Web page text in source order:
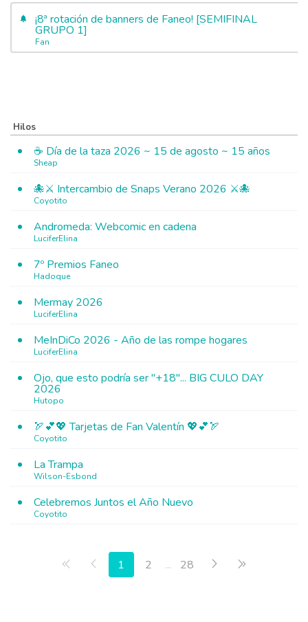
¡8ª rotación de banners de Faneo! [SEMIFINAL
GRUPO 1]
Fan
Hilos
☕ Día de la taza 2026 ~ 15 de agosto ~ 15 años
Sheap
🐙⚔️ Intercambio de Snaps Verano 2026 ⚔️🐙
Coyotito
Andromeda: Webcomic en cadena
LuciferElina
7º Premios Faneo
Hadoque
Mermay 2026
LuciferElina
MeInDiCo 2026 - Año de las rompe hogares
LuciferElina
Ojo, que esto podría ser "+18"... BIG CULO DAY
2026
Hutopo
🏹💕💖 Tarjetas de Fan Valentín 💖💕🏹
Coyotito
La Trampa
Wilson-Esbond
Celebremos Juntos el Año Nuevo
Coyotito
Primera página
Anterior
1 2 ... 28 Siguiente